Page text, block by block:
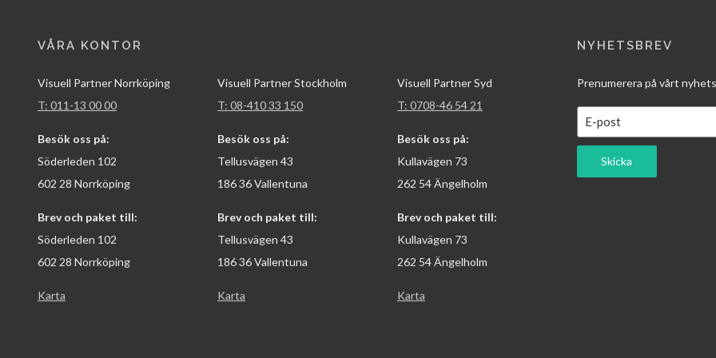
VÅRA KONTOR
Visuell Partner Norrköping
T: 011-13 00 00
Besök oss på:
Söderleden 102
602 28 Norrköping
Brev och paket till:
Söderleden 102
602 28 Norrköping
Karta
Visuell Partner Stockholm
T: 08-410 33 150
Besök oss på:
Tellusvägen 43
186 36 Vallentuna
Brev och paket till:
Tellusvägen 43
186 36 Vallentuna
Karta
Visuell Partner Syd
T: 0708-46 54 21
Besök oss på:
Kullavägen 73
262 54 Ängelholm
Brev och paket till:
Kullavägen 73
262 54 Ängelholm
Karta
NYHETSBREV
Prenumerera på vårt
Skicka